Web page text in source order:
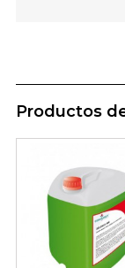
Productos